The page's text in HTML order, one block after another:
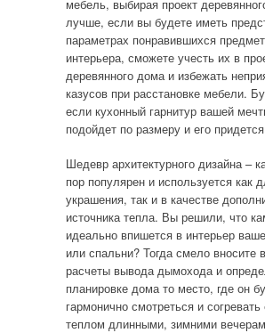
мебель, выбирая проект
лучше, если вы будете иметь
параметрах понравившихся
интерьера, сможете учесть их в
деревянного дома и избежать
казусов при расстановке мебели.
если кухонный гарнитур вашей
подойдет по размеру и его
Шедевр архитектурного дизайна –
пор популярен и используется как
украшения, так и в качестве
источника тепла. Вы решили, что
идеально впишется в интерьер
или спальни? Тогда смело вносите
расчеты вывода дымохода и
планировке дома то место, где он
гармонично смотреться и
теплом длинными, зимними